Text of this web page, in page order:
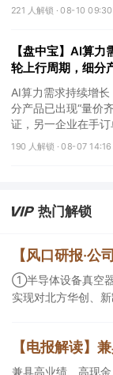
221 人解锁 ·08-10 09:30
【盘中宝】AI算
轮上行周期，细分
单超百亿元
AI算力需求持续增
分产品已出现“量价
证，另一企业在手订
190 人解锁 ·08-07 14:16
热门解锁
①半导体设备真空
实现对北方华创、
兼具高业绩、高现